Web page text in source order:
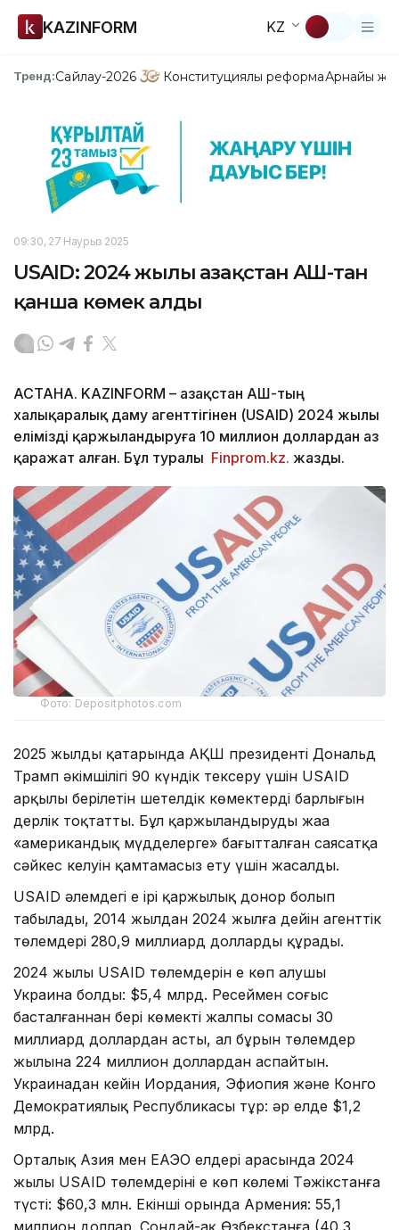
KAZINFORM KZ
Тренд:Сайлау-2026 Конституциялық реформаАрнайы
09:30, 27 Наурыз 2025
USAID: 2024 жылы Қазақстан АҚШ-тан
қанша көмек алды
АСТАНА. KAZINFORM – Қазақстан АҚШ-тың
халықаралық даму агенттігінен (USAID) 2024 жылы
елімізді қаржыландыруға 10 миллион доллардан аз
қаражат алған. Бұл туралы Finprom.kz. жазды.
Фото: Depositphotos.com
2025 жылдың қаңтарында АҚШ президенті Дональд
Трамп әкімшілігі 90 күндік тексеру үшін USAID
арқылы берілетін шетелдік көмектердің барлығын
дерлік тоқтатты. Бұл қаржыландырудың жаңа
«американдық мүдделерге» бағытталған саясатқа
сәйкес келуін қамтамасыз ету үшін жасалды.
USAID әлемдегі ең ірі қаржылық донор болып
табылады, 2014 жылдан 2024 жылға дейін агенттік
төлемдері 280,9 миллиард долларды құрады.
2024 жылы USAID төлемдерін ең көп алушы
Украина болды: $5,4 млрд. Ресеймен соғыс
басталғаннан бері көмектің жалпы сомасы 30
миллиард доллардан асты, ал бұрын төлемдер
жылына 224 миллион доллардан аспайтын.
Украинадан кейін Иордания, Эфиопия және Конго
Демократиялық Республикасы тұр: әр елде $1,2
млрд.
Орталық Азия мен ЕАЭО елдері арасында 2024
жылы USAID төлемдерінің ең көп көлемі Тәжікстанға
түсті: $60,3 млн. Екінші орында Армения: 55,1
миллион доллар. Сондай-ақ Өзбекстанға (40,3